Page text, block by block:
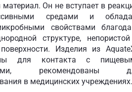
материал. Он не вступает в
средами и
свойствами
структуре,
Изделия из
для контакта с
рекомендованы
в медицинских учреждениях.